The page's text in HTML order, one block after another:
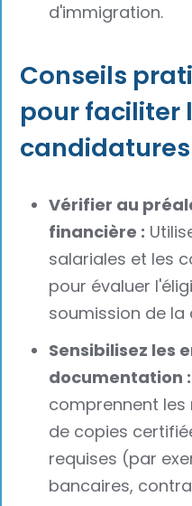
d'immigration.
Conseils
pour faciliter
candidatures
Vérifier au
financière :
salariales et les
pour évaluer
soumission de la
Sensibilisez les
documentation :
comprennent
de copies
requises (par
bancaires,